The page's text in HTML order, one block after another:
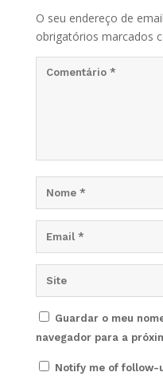
O seu endereço de
obrigatórios marcados
Guardar o meu
navegador para a
Notify me of follow-